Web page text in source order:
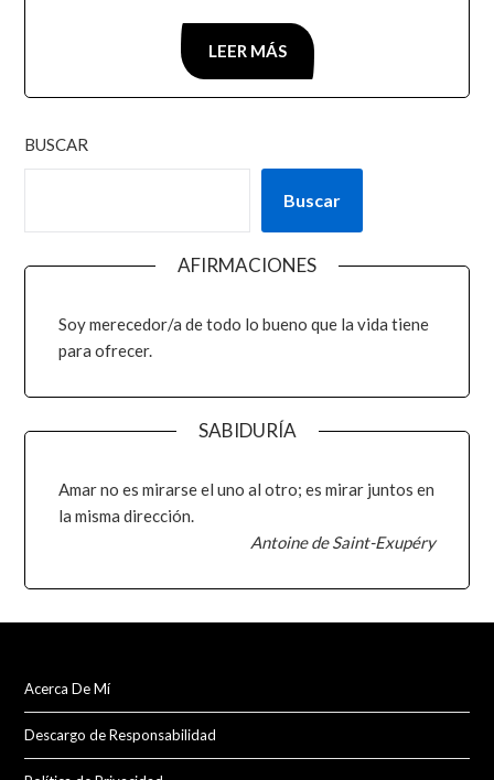
LEER MÁS
BUSCAR
Buscar
AFIRMACIONES
Soy merecedor/a de todo lo bueno que la vida tiene
para ofrecer.
SABIDURÍA
Amar no es mirarse el uno al otro; es mirar juntos en
la misma dirección.
Antoine de Saint-Exupéry
Acerca De Mí
Descargo de Responsabilidad